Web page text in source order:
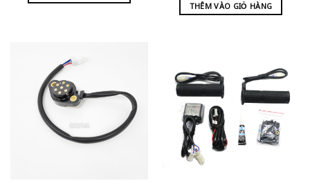
THÊM VÀO GIỎ HÀNG